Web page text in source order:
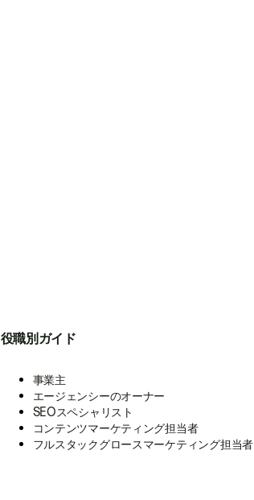
役職別ガイド
事業主
エージェンシーのオーナー
SEOスペシャリスト
コンテンツマーケティング担当者
フルスタックグロースマーケティング担当者